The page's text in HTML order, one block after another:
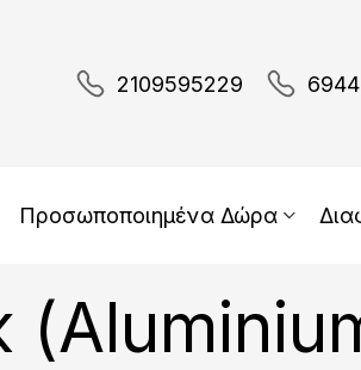
2109595229
Προσωποποιημένα Δώρα